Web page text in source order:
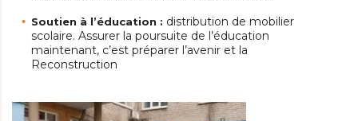
Soutien à l’éducation : distribution de mobilier
scolaire. Assurer la poursuite de l’éducation
maintenant, c’est préparer l’avenir et la
Reconstruction